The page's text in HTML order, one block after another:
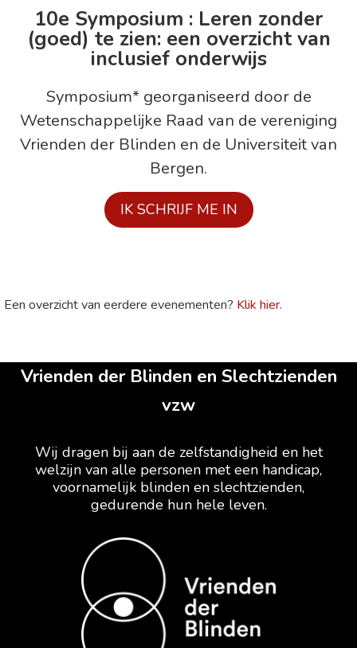
10e Symposium : Leren zonder
(goed) te zien: een overzicht van
inclusief onderwijs
Symposium* georganiseerd door de
Wetenschappelijke Raad van de vereniging
Vrienden der Blinden en de Universiteit van
Bergen.
IK SCHRIJF ME IN
Een overzicht van eerdere evenementen? Klik hier.
Vrienden der Blinden en Slechtzienden
vzw
Wij dragen bij aan de zelfstandigheid en het
welzijn van alle personen met een handicap,
voornamelijk blinden en slechtzienden,
gedurende hun hele leven.